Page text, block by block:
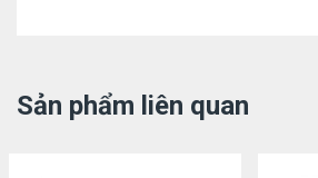
Sản phẩm liên quan